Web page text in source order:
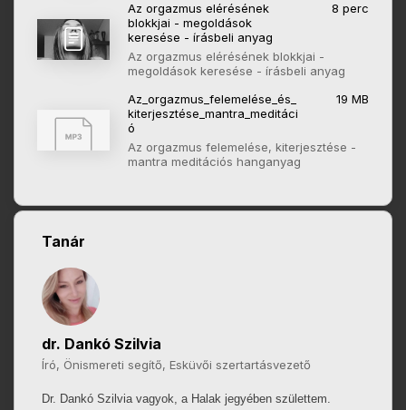
Az orgazmus elérésének
blokkjai - megoldások
keresése - írásbeli anyag
8 perc
Az orgazmus elérésének blokkjai -
megoldások keresése - írásbeli anyag
Az_orgazmus_felemelése_és_
kiterjesztése_mantra_meditáci
ó
19 MB
Az orgazmus felemelése, kiterjesztése -
mantra meditációs hanganyag
Tanár
dr. Dankó Szilvia
Író, Önismereti segítő, Esküvői szertartásvezető
Dr. Dankó Szilvia vagyok, a Halak jegyében születtem.